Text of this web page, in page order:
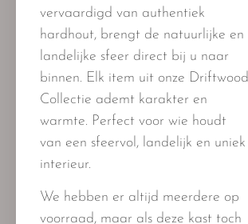
vervaardigd van authentiek
hardhout, brengt de natuurlijke en
landelijke sfeer direct bij u naar
binnen. Elk item uit onze Driftwood
Collectie ademt karakter en
warmte. Perfect voor wie houdt
van een sfeervol, landelijk en uniek
interieur.
We hebben er altijd meerdere op
voorraad, maar als deze kast toch